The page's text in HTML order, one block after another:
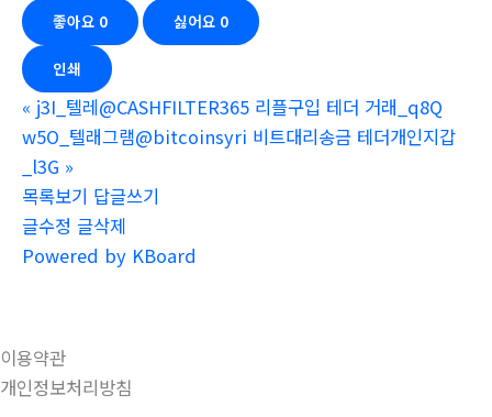
좋아요 0 싫어요 0
인쇄
« j3I_텔레@CASHFILTER365 리플구입 테더 거래_q8Q
w5O_텔래그램@bitcoinsyri 비트대리송금 테더개인지갑
_l3G »
목록보기 답글쓰기
글수정 글삭제
Powered by KBoard
이용약관
개인정보처리방침